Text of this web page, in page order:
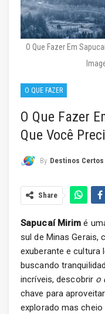
O Que Fazer Em
O QUE FAZER
O Que Fazer
Que Você
By Destinos Certos
Share
Sapucaí Mirim é
sul de Minas Gerais,
exuberante e cultura
buscando
incríveis, descobrir o
chave para
explorado mas cheio